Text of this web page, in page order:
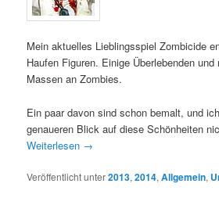
Mein aktuelles Lieblingsspiel Zombicide
Haufen Figuren. Einige Überlebenden
Massen an Zombies.
Ein paar davon sind schon bemalt, und
genaueren Blick auf diese Schönheiten
Weiterlesen →
Veröffentlicht unter2013,2014,Allgemein,